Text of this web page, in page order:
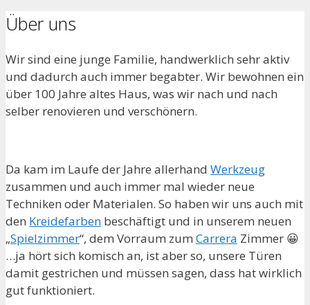
Über uns
Wir sind eine junge Familie, handwerklich sehr aktiv
und dadurch auch immer begabter. Wir bewohnen ein
über 100 Jahre altes Haus, was wir nach und nach
selber renovieren und verschönern.
Da kam im Laufe der Jahre allerhand Werkzeug
zusammen und auch immer mal wieder neue
Techniken oder Materialen. So haben wir uns auch mit
den Kreidefarben beschäftigt und in unserem neuen
„Spielzimmer“, dem Vorraum zum Carrera Zimmer 😀
…ja hört sich komisch an, ist aber so, unsere Türen
damit gestrichen und müssen sagen, dass hat wirklich
gut funktioniert.